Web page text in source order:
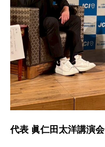
代表 眞仁田太洋講演会